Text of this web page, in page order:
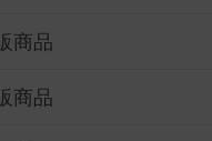
商品
商品